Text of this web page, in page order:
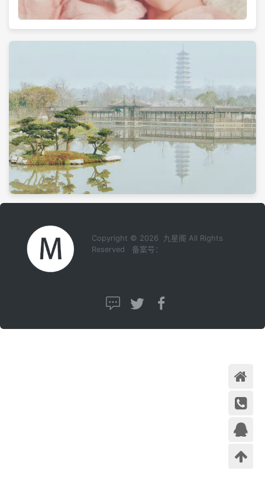
Copyright © 2026 九星阁 All Rights
Reserved 备案号：
首页
在线咨